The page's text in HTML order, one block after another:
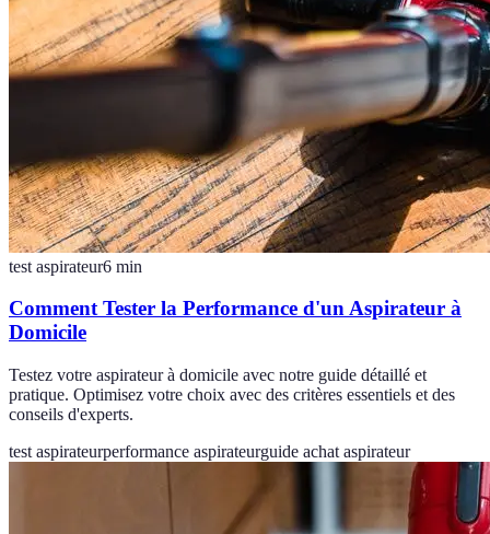
test aspirateur6 min
Comment Tester la Performance d'un Aspirateur à
Domicile
Testez votre aspirateur à domicile avec notre guide détaillé et
pratique. Optimisez votre choix avec des critères essentiels et des
conseils d'experts.
test aspirateurperformance aspirateurguide achat aspirateur